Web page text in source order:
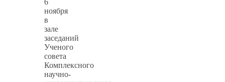
6
ноября
в
зале
заседаний
Ученого
совета
Комплексного
научно-